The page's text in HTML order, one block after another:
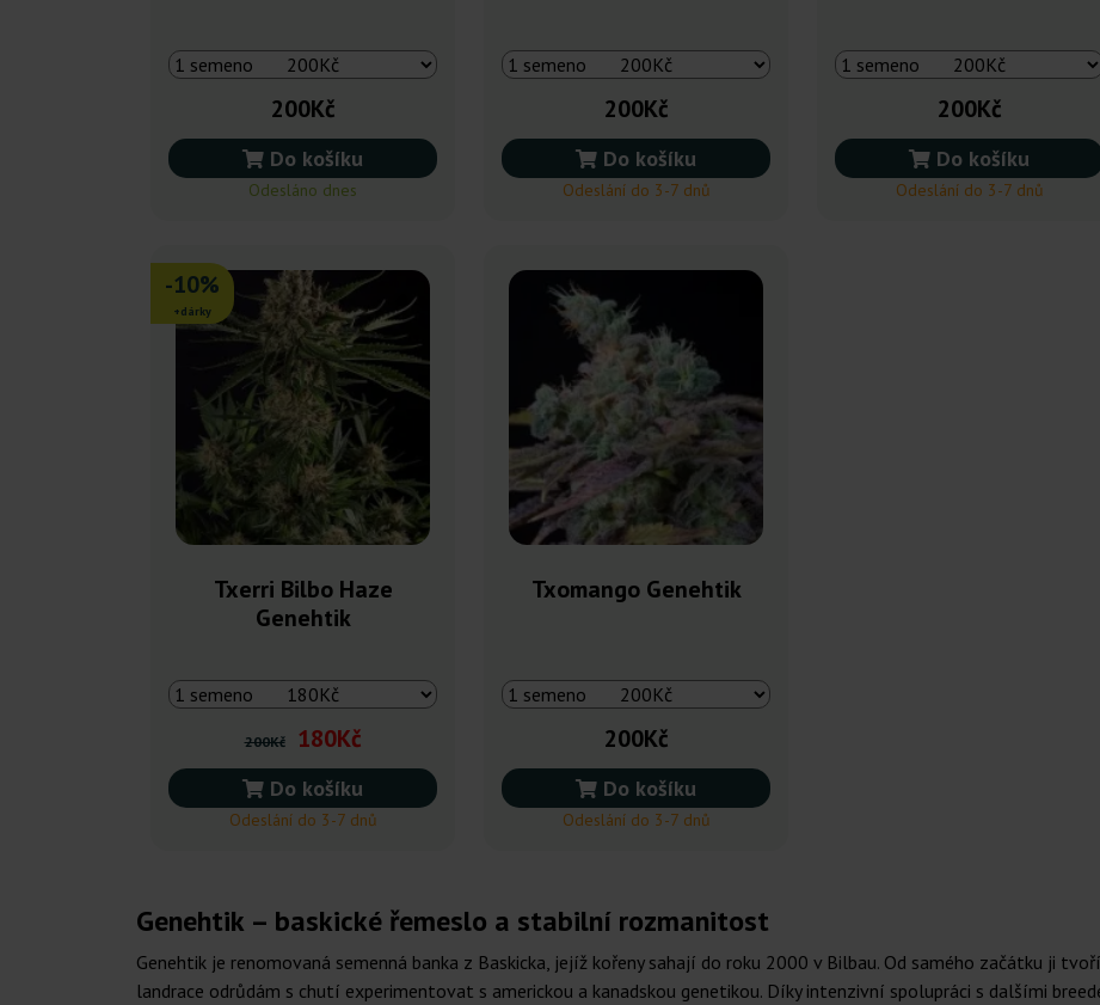
200Kč
Do košíku
Odesláno dnes
200Kč
Do košíku
Odeslání do 3-7 dnů
200Kč
Do košíku
Odeslání do 3-7 dnů
-10%
+dárky
Txerri Bilbo Haze
Genehtik
200Kč 180Kč
Do košíku
Odeslání do 3-7 dnů
Txomango Genehtik
200Kč
Do košíku
Odeslání do 3-7 dnů
Genehtik – baskické řemeslo a stabilní rozmanitost
Genehtik je renomovaná semenná banka z Baskicka, jejíž kořeny sahají do roku 2000 v Bilbau. Od samého začátku ji
landrace odrůdám s chutí experimentovat s americkou a kanadskou genetikou. Díky intenzivní spolupráci s dalšími